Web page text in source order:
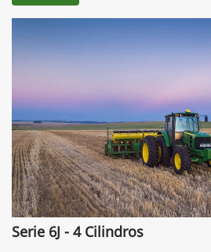
Serie 6J - 4 Cilindros